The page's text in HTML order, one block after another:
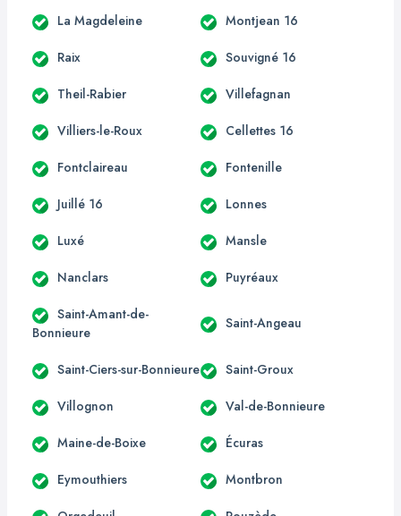
La Magdeleine Montjean 16
Raix Souvigné 16
Theil-Rabier Villefagnan
Villiers-le-Roux Cellettes 16
Fontclaireau Fontenille
Juillé 16 Lonnes
Luxé Mansle
Nanclars Puyréaux
Saint-Amant-de-
Bonnieure
Saint-Angeau
Saint-Ciers-sur-Bonnieure Saint-Groux
Villognon Val-de-Bonnieure
Maine-de-Boixe Écuras
Eymouthiers Montbron